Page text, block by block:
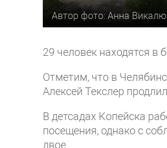
Автор фото: Анна
29 человек находятся в
Отметим, что в
Алексей Текслер
В детсадах Копейска
посещения, однако с
двое.